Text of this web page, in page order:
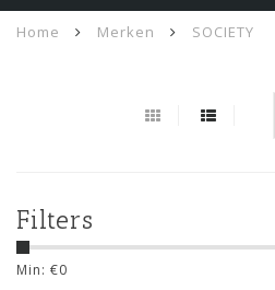
Home Merken SOCIETY
Filters
Min: €0